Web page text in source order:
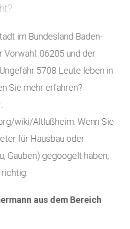
im Bundesland Baden-
06205 und der
5708 Leute leben in
Sie mehr erfahren?
wiki/Altlußheim. Wenn Sie
für Hausbau oder
Gauben) gegoogelt haben,
richtig.
aus dem Bereich